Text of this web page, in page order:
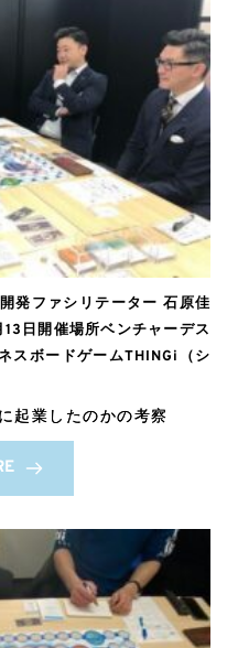
発ファシリテーター 石原佳
日開催場所ベンチャーデス
スボードゲームTHINGi（シ
起業したのかの考察